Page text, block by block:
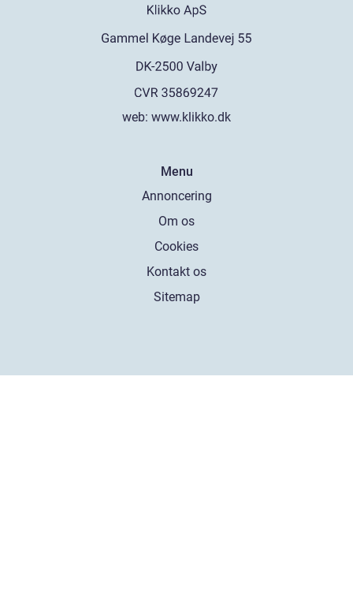
web: www.klikko.dk
Menu
Annoncering
Om os
Cookies
Kontakt os
Sitemap